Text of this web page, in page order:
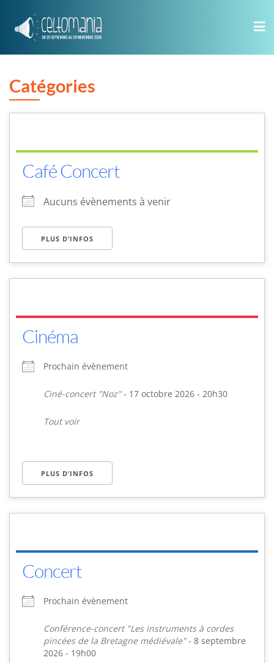
content
Catégories
Café Concert
Aucuns évènements à venir
PLUS D’INFOS
Cinéma
Prochain évènement
Ciné-concert "Noz"- 17 octobre 2026 - 20h30
Tout voir
PLUS D’INFOS
Concert
Prochain évènement
Conférence-concert "Les instruments à cordes
pincées de la Bretagne médiévale"- 8 septembre
2026 - 19h00